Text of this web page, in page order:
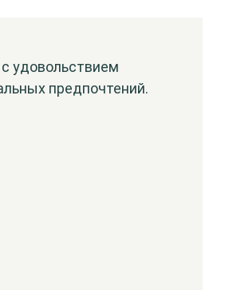
удовольствием
предпочтений.